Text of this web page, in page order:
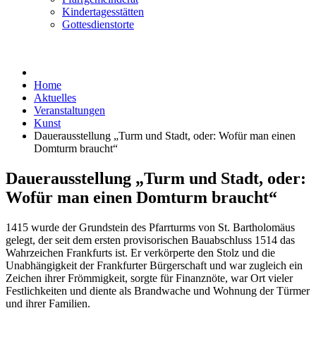
Kindertagesstätten
Gottesdienstorte
Home
Aktuelles
Veranstaltungen
Kunst
Dauerausstellung „Turm und Stadt, oder: Wofür man einen
Domturm braucht“
Dauerausstellung „Turm und Stadt, oder:
Wofür man einen Domturm braucht“
1415 wurde der Grundstein des Pfarrturms von St. Bartholomäus
gelegt, der seit dem ersten provisorischen Bauabschluss 1514 das
Wahrzeichen Frankfurts ist. Er verkörperte den Stolz und die
Unabhängigkeit der Frankfurter Bürgerschaft und war zugleich ein
Zeichen ihrer Frömmigkeit, sorgte für Finanznöte, war Ort vieler
Festlichkeiten und diente als Brandwache und Wohnung der Türmer
und ihrer Familien.